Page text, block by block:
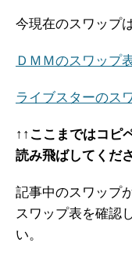
今現在のスワップ
ＤＭＭのスワップ
ライブスターのス
↑↑ここまではコ
読み飛ばしてくださ
記事中のスワップ
スワップ表を確認
い。